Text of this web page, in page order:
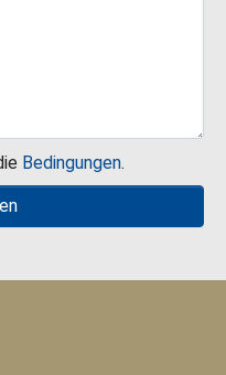
Bedingungen.